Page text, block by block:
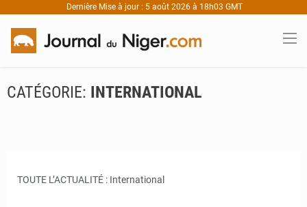
Dernière Mise à jour : 5 août 2026 à 18h03 GMT
CATÉGORIE: INTERNATIONAL
TOUTE L’ACTUALITÉ : International